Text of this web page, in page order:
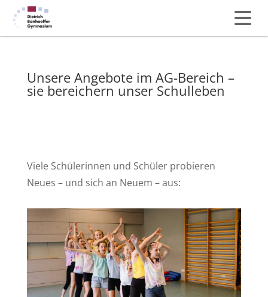
Unsere Angebote im AG-Bereich –
sie bereichern unser Schulleben
Viele Schülerinnen und Schüler probieren
Neues – und sich an Neuem – aus: